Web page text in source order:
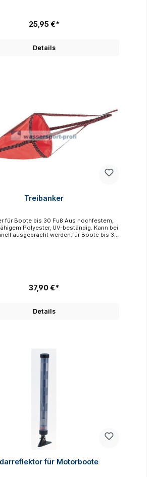
25,95 €*
Details
Treibanker
bis 30 Fuß Aus hochfestem,
Polyester, UV-beständig. Kann bei
ausgebracht werden.für Boote bis 30
37,90 €*
Details
für Motorboote